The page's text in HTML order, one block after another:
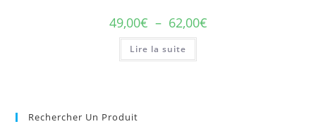
49,00€ – 62,00€Plage
de
Lire la suite
Rechercher Un Produit